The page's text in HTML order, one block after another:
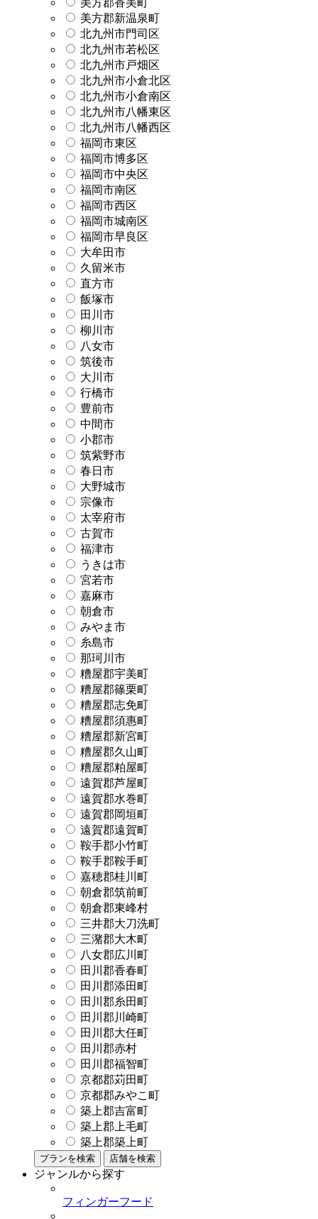
美方郡新温泉町
北九州市門司区
北九州市若松区
北九州市戸畑区
北九州市小倉北区
北九州市小倉南区
北九州市八幡東区
北九州市八幡西区
福岡市東区
福岡市博多区
福岡市中央区
福岡市南区
福岡市西区
福岡市城南区
福岡市早良区
大牟田市
久留米市
直方市
飯塚市
田川市
柳川市
八女市
筑後市
大川市
行橋市
豊前市
中間市
小郡市
筑紫野市
春日市
大野城市
宗像市
太宰府市
古賀市
福津市
うきは市
宮若市
嘉麻市
朝倉市
みやま市
糸島市
那珂川市
糟屋郡宇美町
糟屋郡篠栗町
糟屋郡志免町
糟屋郡須惠町
糟屋郡新宮町
糟屋郡久山町
糟屋郡粕屋町
遠賀郡芦屋町
遠賀郡水巻町
遠賀郡岡垣町
遠賀郡遠賀町
鞍手郡小竹町
鞍手郡鞍手町
嘉穂郡桂川町
朝倉郡筑前町
朝倉郡東峰村
三井郡大刀洗町
三潴郡大木町
八女郡広川町
田川郡香春町
田川郡添田町
田川郡糸田町
田川郡川崎町
田川郡大任町
田川郡赤村
田川郡福智町
京都郡苅田町
京都郡みやこ町
築上郡吉富町
築上郡上毛町
築上郡築上町
プランを検索 店舗を検索
ジャンルから探す
フィンガーフード